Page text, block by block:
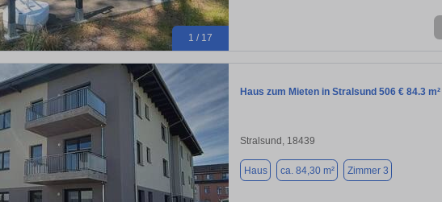
1 / 17
Haus zum Mieten in Stralsund 506 € 84.3 m²
Stralsund, 18439
Haus ca. 84,30 m² Zimmer 3